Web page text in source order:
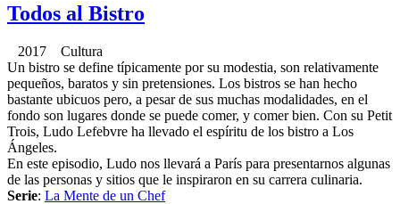
Todos al Bistro
2017 Cultura
Un bistro se define típicamente por su modestia, son relativamente
pequeños, baratos y sin pretensiones. Los bistros se han hecho
bastante ubicuos pero, a pesar de sus muchas modalidades, en el
fondo son lugares donde se puede comer, y comer bien. Con su Petit
Trois, Ludo Lefebvre ha llevado el espíritu de los bistro a Los
Ángeles.
En este episodio, Ludo nos llevará a París para presentarnos algunas
de las personas y sitios que le inspiraron en su carrera culinaria.
Serie: La Mente de un Chef